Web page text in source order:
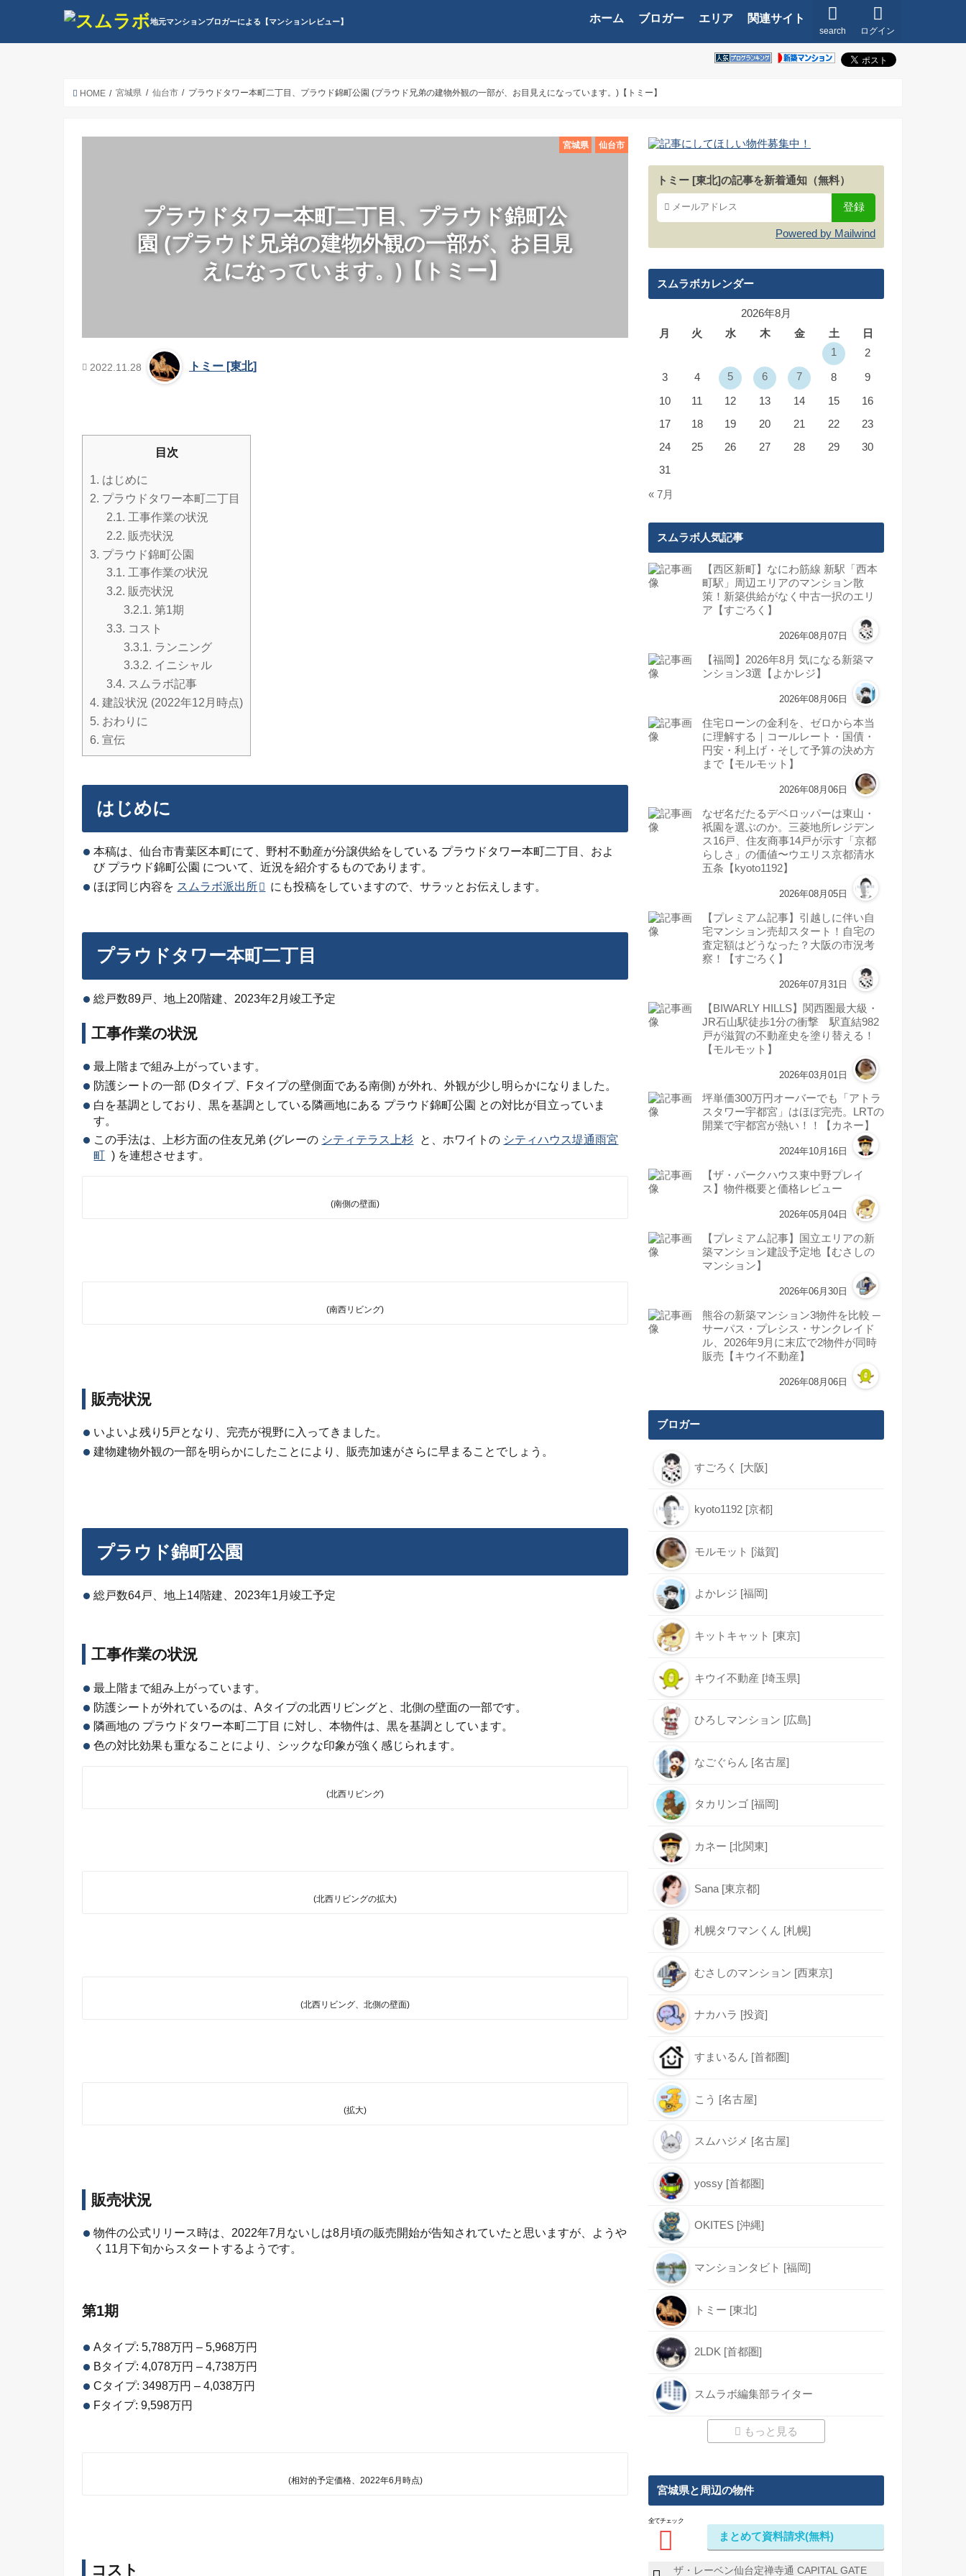
地元マンションブロガーによる【マンションレビュー】
ログイン
search
ホーム ブロガー エリア 関連サイト
HOME 宮城県 仙台市 プラウドタワー本町二丁目、プラウド錦町公園 (プラウド兄弟の建物外観の一部が、お目見えになっています。)【トミー】
プラウドタワー本町二丁目、プラウド錦町公
園 (プラウド兄弟の建物外観の一部が、お目見
えになっています。)【トミー】
仙台市
宮城県
2022.11.28 トミー [東北]
目次
1. はじめに
2. プラウドタワー本町二丁目
2.1. 工事作業の状況
2.2. 販売状況
3. プラウド錦町公園
3.1. 工事作業の状況
3.2. 販売状況
3.2.1. 第1期
3.3. コスト
3.3.1. ランニング
3.3.2. イニシャル
3.4. スムラボ記事
4. 建設状況 (2022年12月時点)
5. おわりに
6. 宣伝
はじめに
本稿は、仙台市青葉区本町にて、野村不動産が分譲供給をしている プラウドタワー本町二丁目、およ
び プラウド錦町公園 について、近況を紹介するものであります。
ほぼ同じ内容を スムラボ派出所 にも投稿をしていますので、サラッとお伝えします。
プラウドタワー本町二丁目
総戸数89戸、地上20階建、2023年2月竣工予定
工事作業の状況
最上階まで組み上がっています。
防護シートの一部 (Dタイプ、Fタイプの壁側面である南側) が外れ、外観が少し明らかになりました。
白を基調としており、黒を基調としている隣画地にある プラウド錦町公園 との対比が目立っていま
す。
この手法は、上杉方面の住友兄弟 (グレーの シティテラス上杉 と、ホワイトの シティハウス堤通雨宮
町 ) を連想させます。
(南側の壁面)
(南西リビング)
販売状況
いよいよ残り5戸となり、完売が視野に入ってきました。
建物建物外観の一部を明らかにしたことにより、販売加速がさらに早まることでしょう。
プラウド錦町公園
総戸数64戸、地上14階建、2023年1月竣工予定
工事作業の状況
最上階まで組み上がっています。
防護シートが外れているのは、Aタイプの北西リビングと、北側の壁面の一部です。
隣画地の プラウドタワー本町二丁目 に対し、本物件は、黒を基調としています。
色の対比効果も重なることにより、シックな印象が強く感じられます。
(北西リビング)
(北西リビングの拡大)
(北西リビング、北側の壁面)
(拡大)
販売状況
物件の公式リリース時は、2022年7月ないしは8月頃の販売開始が告知されていたと思いますが、ようや
く11月下旬からスタートするようです。
第1期
Aタイプ:5,788万円 – 5,968万円
Bタイプ: 4,078万円 – 4,738万円
Cタイプ: 3498万円 – 4,038万円
Fタイプ: 9,598万円
(相対的予定価格、2022年6月時点)
コスト
トミー [東北]の記事を新着通知（無料）
Powered by Mailwind
スムラボカレンダー
2026年8月
月
火 水 木 金 土
日
1
2
3 4 5 6 7 8 9
10 11 12 13 14 15
16
17
18 19 20 21 22
23
24
25 26 27 28 29
30
31
« 7月
スムラボ人気記事
【西区新町】なにわ筋線 新駅「西本
町駅」周辺エリアのマンション散
策！新築供給がなく中古一択のエリ
ア【すごろく】
2026年08月07日
【福岡】2026年8月 気になる新築マ
ンション3選【よかレジ】
2026年08月06日
住宅ローンの金利を、ゼロから本当
に理解する｜コールレート・国債・
円安・利上げ・そして予算の決め方
まで【モルモット】
2026年08月06日
なぜ名だたるデベロッパーは東山・
祇園を選ぶのか。三菱地所レジデン
ス16戸、住友商事14戸が示す「京都
らしさ」の価値〜ウエリス京都清水
五条【kyoto1192】
2026年08月05日
【プレミアム記事】引越しに伴い自
宅マンション売却スタート！自宅の
査定額はどうなった？大阪の市況考
察！【すごろく】
2026年07月31日
【BIWARLY HILLS】関西圏最大級・
JR石山駅徒歩1分の衝撃 駅直結982
戸が滋賀の不動産史を塗り替える！
【モルモット】
2026年03月01日
坪単価300万円オーバーでも「アトラ
スタワー宇都宮」はほぼ完売。LRTの
開業で宇都宮が熱い！！【カネー】
2024年10月16日
【ザ・パークハウス東中野プレイ
ス】物件概要と価格レビュー
2026年05月04日
【プレミアム記事】国立エリアの新
築マンション建設予定地【むさしの
マンション】
2026年06月30日
熊谷の新築マンション3物件を比較 ─
サーパス・プレシス・サンクレイド
ル、2026年9月に末広で2物件が同時
販売【キウイ不動産】
2026年08月06日
ブロガー
すごろく [大阪]
kyoto1192 [京都]
モルモット [滋賀]
よかレジ [福岡]
キットキャット [東京]
キウイ不動産 [埼玉県]
ひろしマンション [広島]
なごぐらん [名古屋]
タカリンゴ [福岡]
カネー [北関東]
Sana [東京都]
札幌タワマンくん [札幌]
むさしのマンション [西東京]
ナカハラ [投資]
すまいるん [首都圏]
こう [名古屋]
スムハジメ [名古屋]
yossy [首都圏]
OKITES [沖縄]
マンションタビト [福岡]
トミー [東北]
2LDK [首都圏]
スムラボ編集部ライター
もっと見る
宮城県と周辺の物件
全てチェック
まとめて資料請求(無料)
ザ・レーベン仙台定禅寺通 CAPITAL GATE